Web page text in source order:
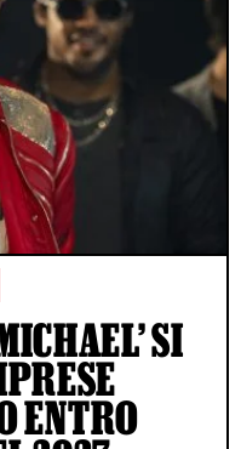
SI
ENTRO